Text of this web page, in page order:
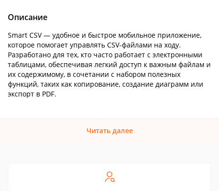
Описание
Smart CSV — удобное и быстрое мобильное приложение,
которое помогает управлять CSV-файлами на ходу.
Разработано для тех, кто часто работает с электронными
таблицами, обеспечивая легкий доступ к важным файлам и
их содержимому, в сочетании с набором полезных
функций, таких как копирование, создание диаграмм или
экспорт в PDF.
Читать далее